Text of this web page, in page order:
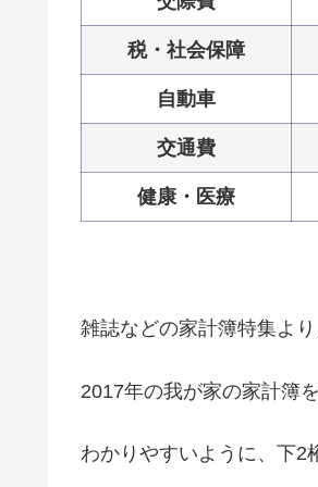
税・社会保障
自動車
交通費
健康・医療
雑誌などの家計簿特集よ
2017年の我が家の家計簿
わかりやすいように、下2